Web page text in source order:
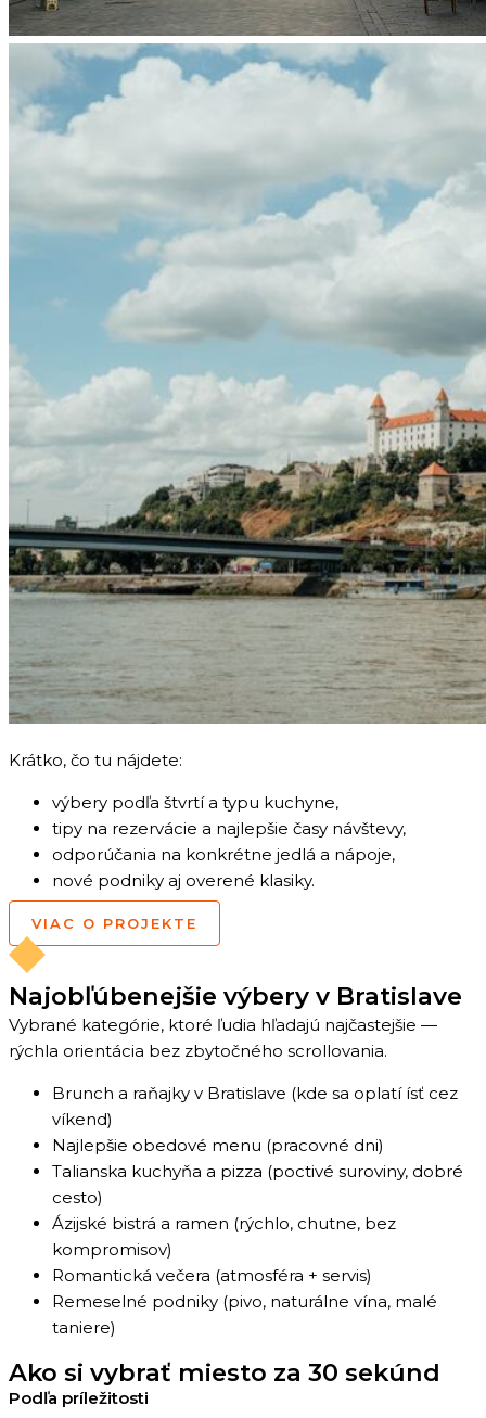
Krátko, čo tu nájdete:
výbery podľa štvrtí a typu kuchyne,
tipy na rezervácie a najlepšie časy návštevy,
odporúčania na konkrétne jedlá a nápoje,
nové podniky aj overené klasiky.
VIAC O PROJEKTE
Najobľúbenejšie výbery v Bratislave
Vybrané kategórie, ktoré ľudia hľadajú najčastejšie —
rýchla orientácia bez zbytočného scrollovania.
Brunch a raňajky v Bratislave (kde sa oplatí ísť cez
víkend)
Najlepšie obedové menu (pracovné dni)
Talianska kuchyňa a pizza (poctivé suroviny, dobré
cesto)
Ázijské bistrá a ramen (rýchlo, chutne, bez
kompromisov)
Romantická večera (atmosféra + servis)
Remeselné podniky (pivo, naturálne vína, malé
taniere)
Ako si vybrať miesto za 30 sekúnd​
Podľa príležitosti